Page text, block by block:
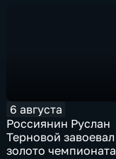
6 августа
Россиянин Руслан
Терновой завоевал
золото чемпионата